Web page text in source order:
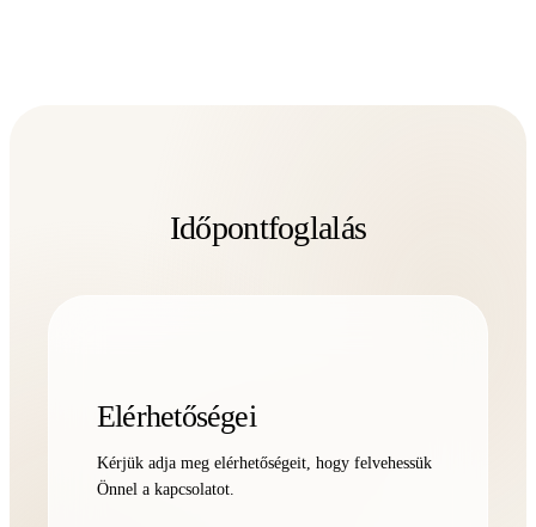
Időpontfoglalás
Elérhetőségei
Kérjük adja meg elérhetőségeit, hogy felvehessük
Önnel a kapcsolatot.